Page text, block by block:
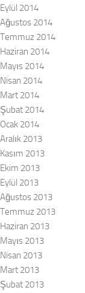
Eylül 2014
Ağustos 2014
Temmuz 2014
Haziran 2014
Mayıs 2014
Nisan 2014
Mart 2014
Şubat 2014
Ocak 2014
Aralık 2013
Kasım 2013
Ekim 2013
Eylül 2013
Ağustos 2013
Temmuz 2013
Haziran 2013
Mayıs 2013
Nisan 2013
Mart 2013
Şubat 2013